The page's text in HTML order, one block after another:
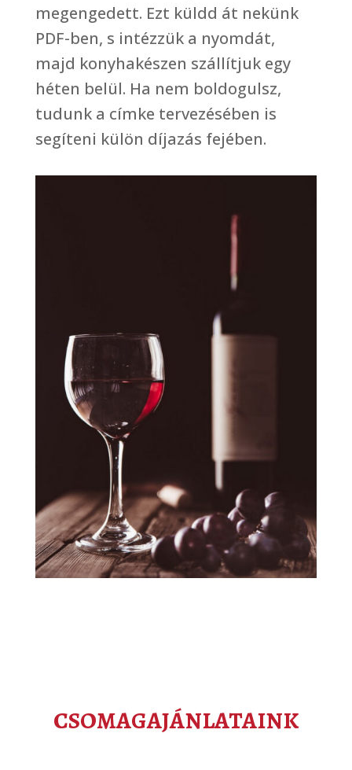
megengedett. Ezt küldd át nekünk
PDF-ben, s intézzük a nyomdát,
majd konyhakészen szállítjuk egy
héten belül. Ha nem boldogulsz,
tudunk a címke tervezésében is
segíteni külön díjazás fejében.
CSOMAGAJÁNLATAINK